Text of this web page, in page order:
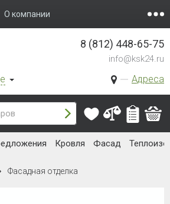
О компании
Адреса
8 (812) 448-65-75
info@ksk24.ru
Кровля Фасад
Фасадная отделка